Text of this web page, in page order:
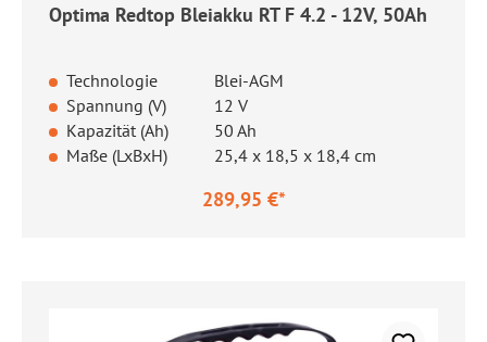
Optima Redtop Bleiakku RT F 4.2 - 12V, 50Ah
Technologie
Blei-AGM
Spannung (V)
12 V
Kapazität (Ah)
50 Ah
Maße (LxBxH)
25,4 x 18,5 x 18,4 cm
289,95 €*